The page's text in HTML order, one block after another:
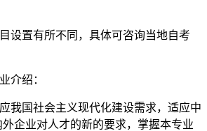
置有所不同，具体可咨询当地自考
绍：
国社会主义现代化建设需求，适应中
企业对人才的新的要求，掌握本专业